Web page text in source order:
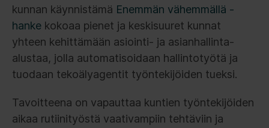
kunnan käynnistämä Enemmän vähemmällä -
hanke kokoaa pienet ja keskisuuret kunnat
yhteen kehittämään asiointi- ja asianhallinta-
alustaa, jolla automatisoidaan hallintotyötä ja
tuodaan tekoälyagentit työntekijöiden tueksi.
Tavoitteena on vapauttaa kuntien työntekijöiden
aikaa rutiinityöstä vaativampiin tehtäviin ja